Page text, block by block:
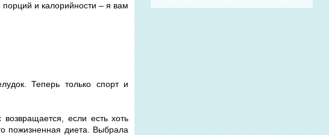
и калорийности – я вам
Теперь только спорт и
если есть хоть
пожизненная диета. Выбрала